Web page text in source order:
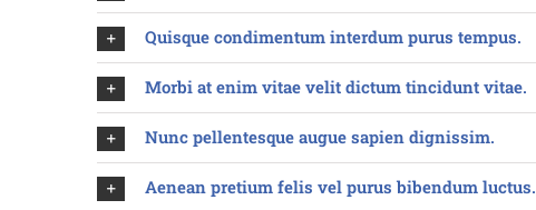
Quisque condimentum interdum purus tempus.
Morbi at enim vitae velit dictum tincidunt vitae.
Nunc pellentesque augue sapien dignissim.
Aenean pretium felis vel purus bibendum luctus.